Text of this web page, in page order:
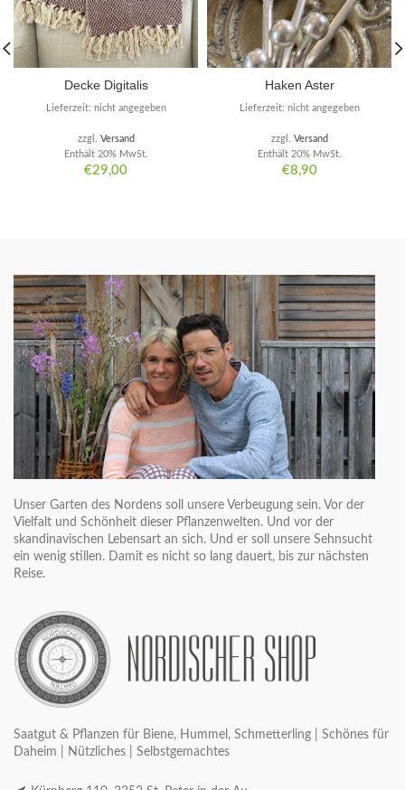
Decke Digitalis
€29,00
Enthält 20% MwSt.
zzgl. Versand
Lieferzeit: nicht angegeben
Haken Aster
€8,90
Enthält 20% MwSt.
zzgl. Versand
Lieferzeit: nicht angegeben
Unser Garten des Nordens soll unsere Verbeugung sein. Vor der
Vielfalt und Schönheit dieser Pflanzenwelten. Und vor der
skandinavischen Lebensart an sich. Und er soll unsere Sehnsucht
ein wenig stillen. Damit es nicht so lang dauert, bis zur nächsten
Reise.
Saatgut & Pflanzen für Biene, Hummel, Schmetterling | Schönes für
Daheim | Nützliches | Selbstgemachtes